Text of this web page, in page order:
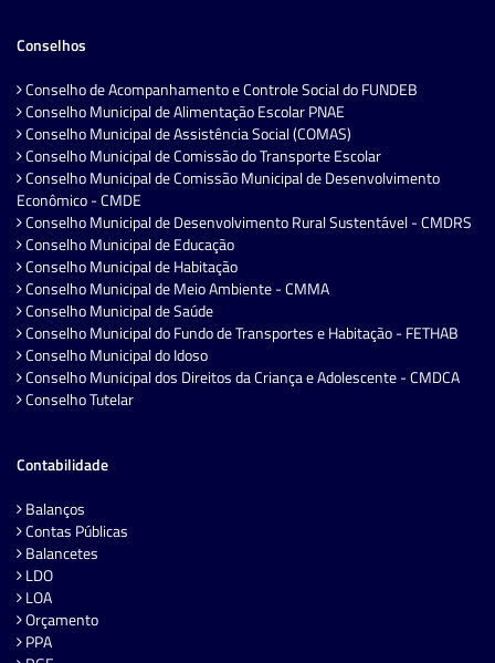
Conselhos
Conselho de Acompanhamento e Controle Social do FUNDEB
Conselho Municipal de Alimentação Escolar PNAE
Conselho Municipal de Assistência Social (COMAS)
Conselho Municipal de Comissão do Transporte Escolar
Conselho Municipal de Comissão Municipal de Desenvolvimento
Econômico - CMDE
Conselho Municipal de Desenvolvimento Rural Sustentável - CMDRS
Conselho Municipal de Educação
Conselho Municipal de Habitação
Conselho Municipal de Meio Ambiente - CMMA
Conselho Municipal de Saúde
Conselho Municipal do Fundo de Transportes e Habitação - FETHAB
Conselho Municipal do Idoso
Conselho Municipal dos Direitos da Criança e Adolescente - CMDCA
Conselho Tutelar
Contabilidade
Balanços
Contas Públicas
Balancetes
LDO
LOA
Orçamento
PPA